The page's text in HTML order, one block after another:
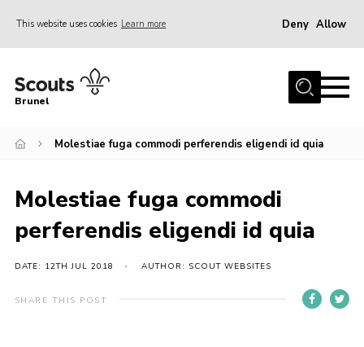
This website uses cookies Learn more Deny Allow
Home
Join
Gallery
Leaders Resources
Cookies
Brunel
Molestiae fuga commodi perferendis eligendi id quia
Molestiae fuga commodi
perferendis eligendi id quia
DATE: 12TH JUL 2018 AUTHOR: SCOUT WEBSITES
SHARE THIS POST